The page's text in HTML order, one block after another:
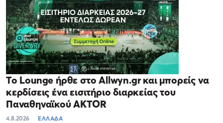
Το Lounge ήρθε στο Allwyn.gr και μπορείς να
κερδίσεις ένα εισιτήριο διαρκείας του
Παναθηναϊκού AKTOR
4.8.2026 ΕΛΛΑΔΑ